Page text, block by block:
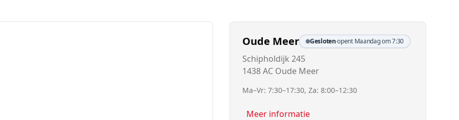
Oude Meer Gesloten·opent Maandag om 7:30
Schipholdijk 245
1438 AC Oude Meer
Ma–Vr: 7:30–17:30, Za: 8:00–12:30
Meer informatie